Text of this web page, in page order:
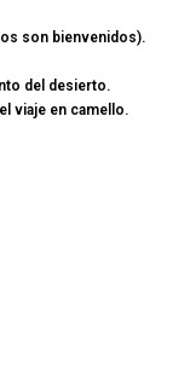
son bienvenidos).
del desierto.
viaje en camello.